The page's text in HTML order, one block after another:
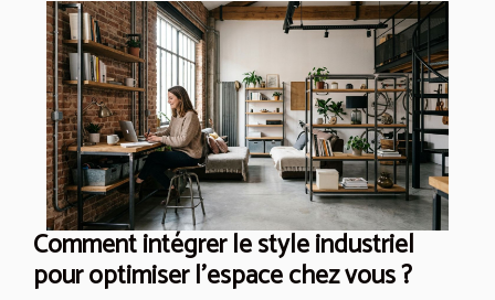
Comment intégrer le style industriel
pour optimiser l'espace chez vous ?